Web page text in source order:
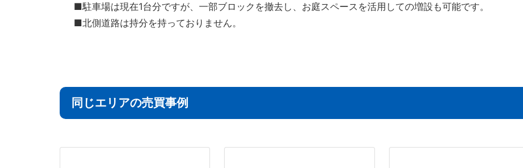
■駐車場は現在1台分ですが、一部ブロックを撤去し、お庭スペースを活用しての増設も可能です。
■北側道路は持分を持っておりません。
同じエリアの売買事例